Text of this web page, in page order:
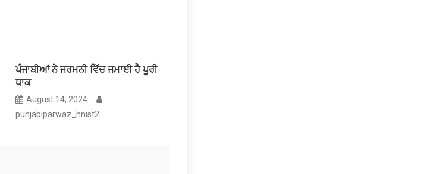
ਪੰਜਾਬੀਆਂ ਨੇ ਜਰਮਨੀ ਵਿੱਚ ਜਮਾਈ ਹੈ ਪੂਰੀ
ਧਾਕ
August 14, 2024
punjabiparwaz_hnist2